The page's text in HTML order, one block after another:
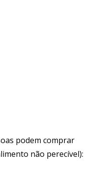
podem comprar
não perecível):